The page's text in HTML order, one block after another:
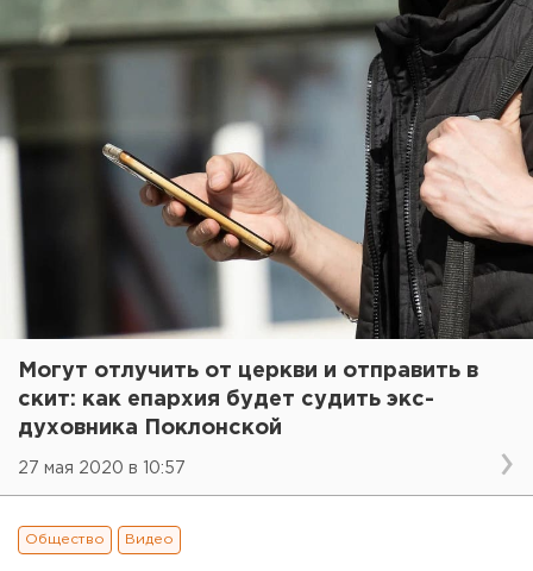
Могут отлучить от церкви и отправить в
скит: как епархия будет судить экс-
духовника Поклонской
27 мая 2020 в 10:57
Общество Видео